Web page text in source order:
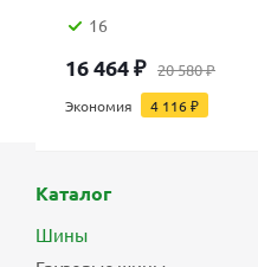
16
16 464₽ 20 580₽
Экономия 4 116₽
Каталог
Шины